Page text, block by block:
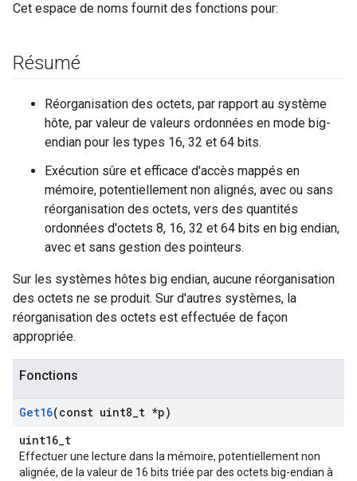
Cet espace de noms fournit des fonctions pour:
Résumé
Réorganisation des octets, par rapport au système
hôte, par valeur de valeurs ordonnées en mode big-
endian pour les types 16, 32 et 64 bits.
Exécution sûre et efficace d'accès mappés en
mémoire, potentiellement non alignés, avec ou sans
réorganisation des octets, vers des quantités
ordonnées d'octets 8, 16, 32 et 64 bits en big endian,
avec et sans gestion des pointeurs.
Sur les systèmes hôtes big endian, aucune réorganisation
des octets ne se produit. Sur d'autres systèmes, la
réorganisation des octets est effectuée de façon
appropriée.
Fonctions
Get16(const uint8 t *p)
uint16_t
Effectuer une lecture dans la mémoire, potentiellement non
alignée, de la valeur de 16 bits triée par des octets big-endian à